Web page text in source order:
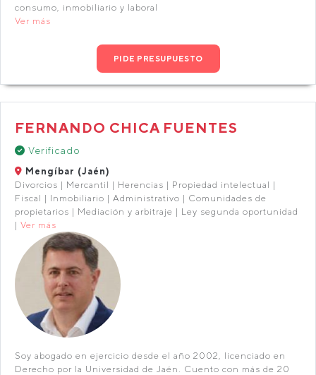
consumo, inmobiliario y laboral
Ver más
PIDE PRESUPUESTO
FERNANDO CHICA FUENTES
Verificado
Mengíbar (Jaén)
Divorcios | Mercantil | Herencias | Propiedad intelectual |
Fiscal | Inmobiliario | Administrativo | Comunidades de
propietarios | Mediación y arbitraje | Ley segunda oportunidad
| Ver más
Soy abogado en ejercicio desde el año 2002, licenciado en
Derecho por la Universidad de Jaén. Cuento con más de 20